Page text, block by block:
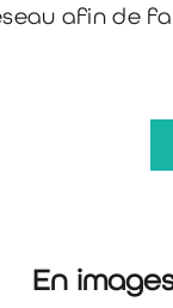
afin
En